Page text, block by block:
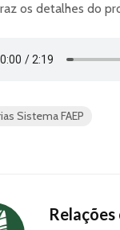
os detalhes do
Sistema FAEP
Relações